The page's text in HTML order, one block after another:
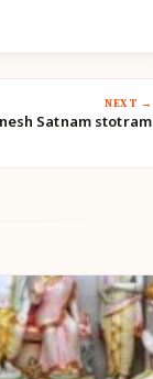
NEXT →
Satnam stotram